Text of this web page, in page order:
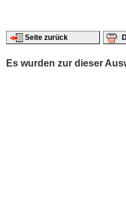
Seite zurück
Es wurden zur dieser